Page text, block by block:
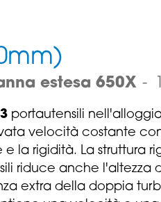
estesa 650X
portautensili
velocità costante
la rigidità. La struttura
riduce anche l'altezza
extra della doppia